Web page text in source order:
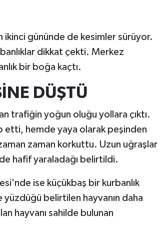
ikinci gününde de kesimler sürüyor.
dikkat çekti. Merkez
bir boğa kaçtı.
DÜŞTÜ
trafiğin yoğun oluğu yollara çıktı.
etti, hemde yaya olarak peşinden
zaman korkuttu. Uzun uğraşlar
de hafif yaraladağı belirtildi.
ise küçükbaş bir kurbanlık
belirtilen hayvanın daha
hayvanı sahilde bulunan